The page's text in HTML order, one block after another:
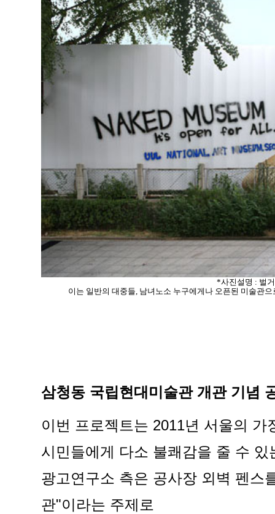
*사진설명 : 벌거
이는 일반의 대중들, 남녀노소 누구에게나 오픈된 미술관
삼청동 국립현대미술관 개관 기념
이번 프로젝트는 2011년 서울의
시민들에게 다소 불쾌감을 줄 수
광고연구소 측은 공사장 외벽 펜스
관"이라는 주제로